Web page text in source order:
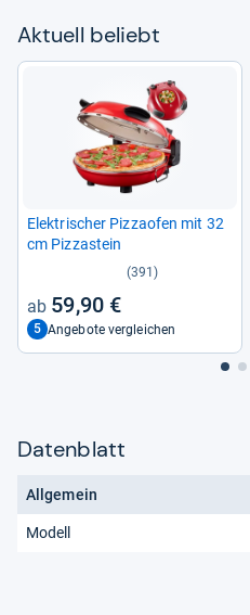
Aktu­ell beliebt
Elek­tri­scher Piz­zao­fen mit 32
cm Pizza­stein
(391)
59,90 €
5 Angebote vergleichen
Datenblatt
Allgemein
Modell